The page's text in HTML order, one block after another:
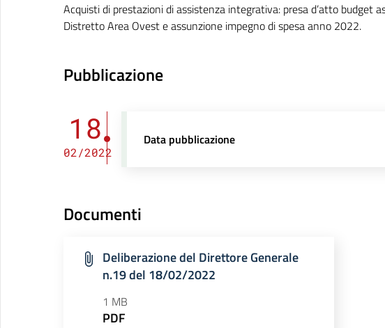
Acquisti di prestazioni di assistenza integrativa: presa d’atto budget
Distretto Area Ovest e assunzione impegno di spesa anno 2022.
Pubblicazione
18
02/2022
Data pubblicazione
Documenti
Deliberazione del Direttore Generale
n.19 del 18/02/2022
1 MB
PDF